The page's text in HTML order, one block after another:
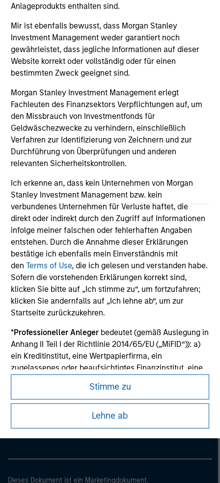
Anlageprodukts enthalten sind.
Mir ist ebenfalls bewusst, dass Morgan Stanley
Investment Management weder garantiert noch
gewährleistet, dass jegliche Informationen auf dieser
Website korrekt oder vollständig oder für einen
bestimmten Zweck geeignet sind.
Morgan Stanley Investment Management erlegt
Fachleuten des Finanzsektors Verpflichtungen auf, um
den Missbrauch von Investmentfonds für
Geldwäschezwecke zu verhindern, einschließlich
Verfahren zur Identifizierung von Zeichnern und zur
Durchführung von Überprüfungen und anderen
relevanten Sicherheitskontrollen.
Ich erkenne an, dass kein Unternehmen von Morgan
Stanley Investment Management bzw. kein
verbundenes Unternehmen für Verluste haftet, die
direkt oder indirekt durch den Zugriff auf Informationen
infolge meiner falschen oder fehlerhaften Angaben
entstehen. Durch die Annahme dieser Erklärungen
bestätige ich ebenfalls mein Einverständnis mit
denTerms of Use, die ich gelesen und verstanden habe.
Sofern die vorstehenden Erklärungen korrekt sind,
klicken Sie bitte auf „Ich stimme zu“, um fortzufahren;
klicken Sie andernfalls auf „Ich lehne ab“, um zur
Startseite zurückzukehren.
*Professioneller Anleger bedeutet (gemäß Auslegung in
Anhang II Teil I der Richtlinie 2014/65/EU („MiFID“)): a)
ein Kreditinstitut, eine Wertpapierfirma, ein
zugelassenes oder beaufsichtigtes Finanzinstitut, eine
gemeinsame Anlagen oder dessen
Verwaltungsgesellschaft, ein Pensionsfonds oder
dessen Verwaltungsgesellschaft, ein Warenhändler
oder Waren-Derivatehändler oder ein sonstiger
institutioneller Anleger, der in jedem Fall für die Tätigkeit
beaufsichtigt werden muss; b) ein Großunternehmen,
Stimme zu
Lehne ab
26-DEC-2025
May not represent all Team Members.
The information on this page is for informational
purposes only. The information contained herein does
not constitute and should not be construed as an
offering of advisory services or an offer to sell or a
jurisdiction in which such offer or solicitation,
purchase or sale would be unlawful under the
securities, insurance or other laws of such jurisdiction.
All investing involves risks, including a loss of principal.
Please refer to the strategy detail page for important
information on the strategy, including additional risk
considerations.
Morgan Stanley
Morgan Stanley Careers
Dieses Dokument ist ein Marketingdokument.